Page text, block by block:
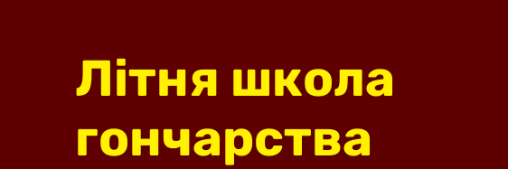
Літня школа
гончарства